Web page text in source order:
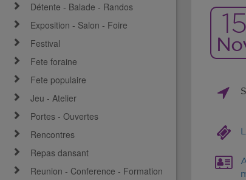
Détente - Balade - Randos
Exposition - Salon - Foire
Festival
Fete foraine
Fete populaire
Jeu - Atelier
Portes - Ouvertes
Rencontres
Repas dansant
Reunion - Conference - Formation
15